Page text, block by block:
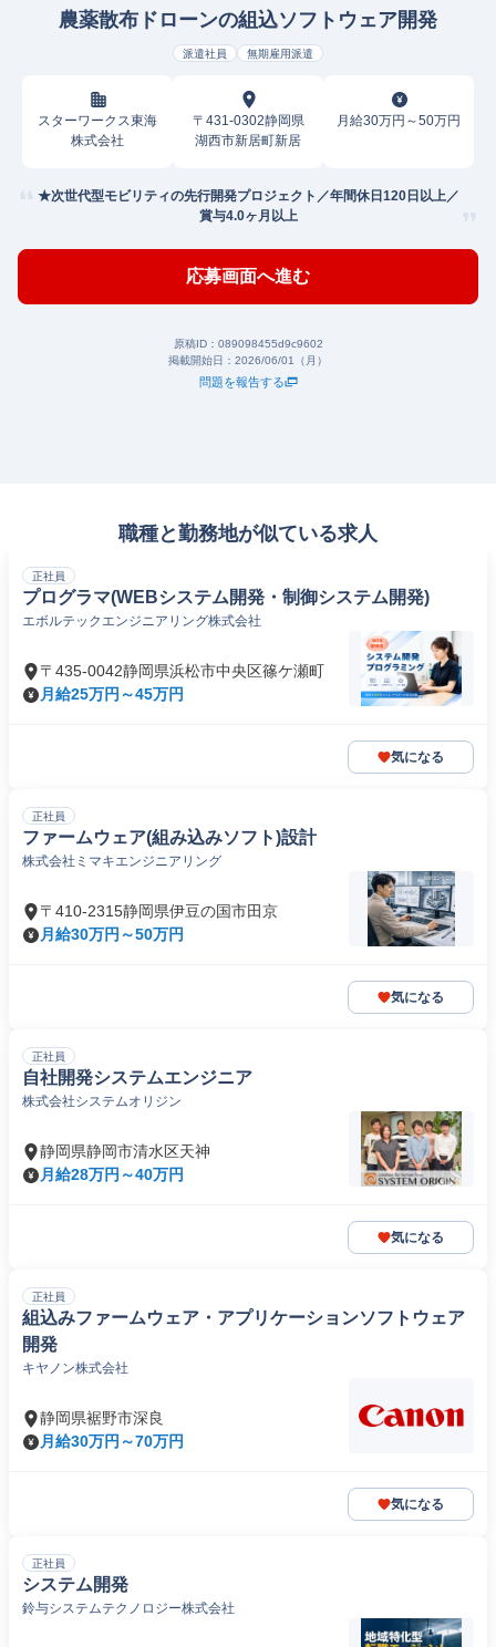
農薬散布ドローンの組込ソフトウェア開発
派遣社員 無期雇用派遣
スターワークス東海
株式会社
〒431-0302静岡県
湖西市新居町新居
月給30万円～50万円
★次世代型モビリティの先行開発プロジェクト／年間休日120日以上／
賞与4.0ヶ月以上
応募画面へ進む
原稿ID： 089098455d9c9602
掲載開始日： 2026/06/01（月）
問題を報告する
職種と勤務地が似ている求人
正社員
プログラマ(WEBシステム開発・制御システム開発)
エボルテックエンジニアリング株式会社
〒435-0042静岡県浜松市中央区篠ケ瀬町
月給25万円～45万円
気になる
正社員
ファームウェア(組み込みソフト)設計
株式会社ミマキエンジニアリング
〒410-2315静岡県伊豆の国市田京
月給30万円～50万円
気になる
正社員
自社開発システムエンジニア
株式会社システムオリジン
静岡県静岡市清水区天神
月給28万円～40万円
気になる
正社員
組込みファームウェア・アプリケーションソフトウェア
開発
キヤノン株式会社
静岡県裾野市深良
月給30万円～70万円
気になる
正社員
システム開発
鈴与システムテクノロジー株式会社